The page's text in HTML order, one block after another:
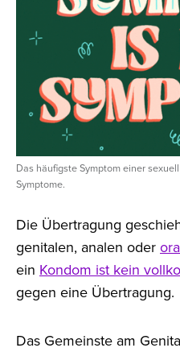
Das häufigste Symptom einer
Symptome.
Die Übertragung
genitalen, analen oder
ein Kondom ist kein
gegen eine Übertragung.
Das Gemeinste am